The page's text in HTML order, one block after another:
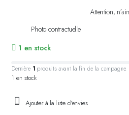
Attention,
Photo contractuelle
1 en stock
Dernière 1 produits avant la fin de la campagne.
1 en stock
Ajouter à la liste d'envies